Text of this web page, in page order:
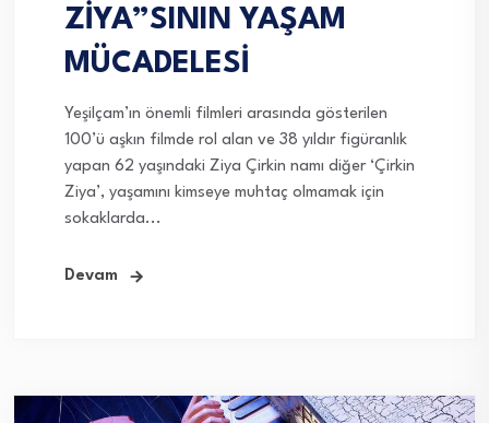
ZİYA”SININ YAŞAM
MÜCADELESİ
Yeşilçam’ın önemli filmleri arasında gösterilen
100’ü aşkın filmde rol alan ve 38 yıldır figüranlık
yapan 62 yaşındaki Ziya Çirkin namı diğer ‘Çirkin
Ziya’, yaşamını kimseye muhtaç olmamak için
sokaklarda...
Devam